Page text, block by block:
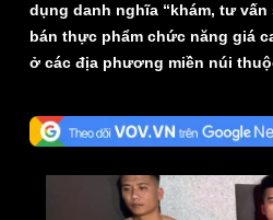
dụng danh nghĩa “khám, tư
bán thực phẩm chức năng giá
ở các địa phương miền núi